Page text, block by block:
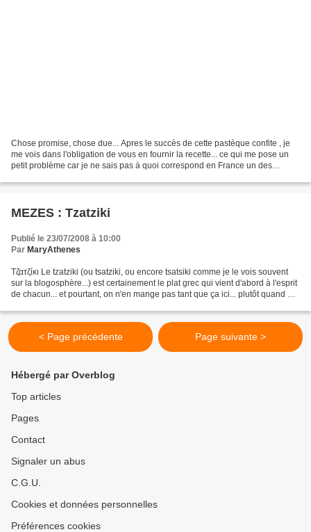
Chose promise, chose due... Apres le succès de cette pastèque confite , je
me vois dans l'obligation de vous en fournir la recette... ce qui me pose un
petit problème car je ne sais pas à quoi correspond en France un des
MEZES : Tzatziki
Publié le 23/07/2008 à 10:00
Par MaryAthenes
Τζατζίκι Le tzatziki (ou tsatziki, ou encore tsatsiki comme je le vois souvent
sur la blogosphère...) est certainement le plat grec qui vient d'abord à l'esprit
de chacun... et pourtant, on n'en mange pas tant que ça ici... plutôt quand on
< Page précédente Page suivante >
Hébergé par Overblog
Top articles
Pages
Contact
Signaler un abus
C.G.U.
Cookies et données personnelles
Préférences cookies